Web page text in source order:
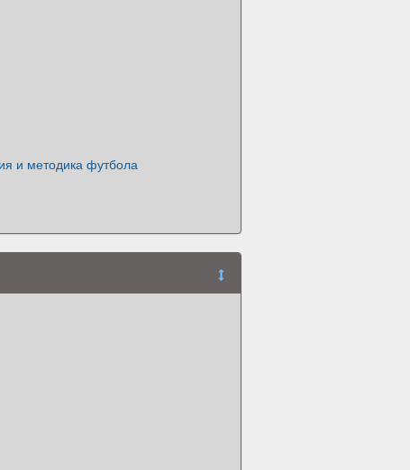
и методика футбола